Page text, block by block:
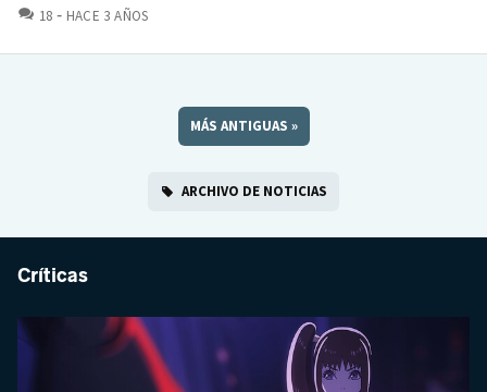
18 COMENTARIOS
HACE 3 AÑOS
MÁS ANTIGUAS »
ARCHIVO DE NOTICIAS
Críticas